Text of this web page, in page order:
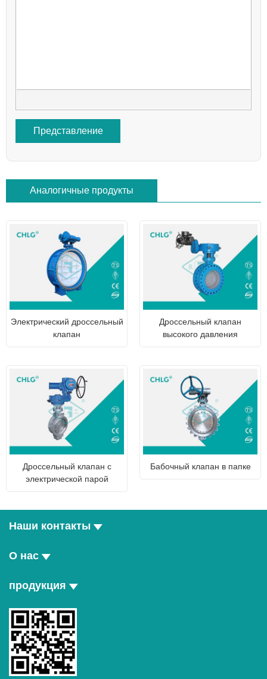
Представление
Аналогичные продукты
Электрический дроссельный
клапан
Дроссельный клапан
высокого давления
Дроссельный клапан с
электрической парой
Бабочный клапан в папке
Наши контакты
О нас
продукция